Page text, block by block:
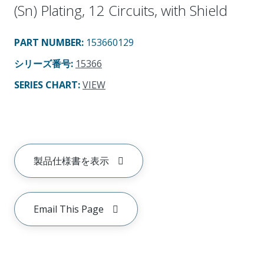
(Sn) Plating, 12 Circuits, with Shield
PART NUMBER: 153660129
シリーズ番号: 15366
SERIES CHART:VIEW
製品仕様書を表示
Email This Page